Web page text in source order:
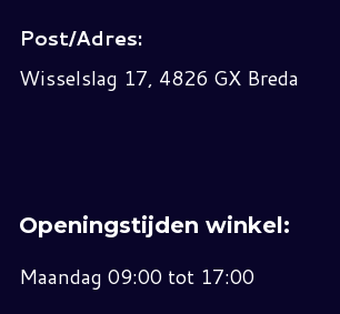
Post/Adres:
Wisselslag 17, 4826 GX Breda
Openingstijden winkel:
Maandag 09:00 tot 17:00